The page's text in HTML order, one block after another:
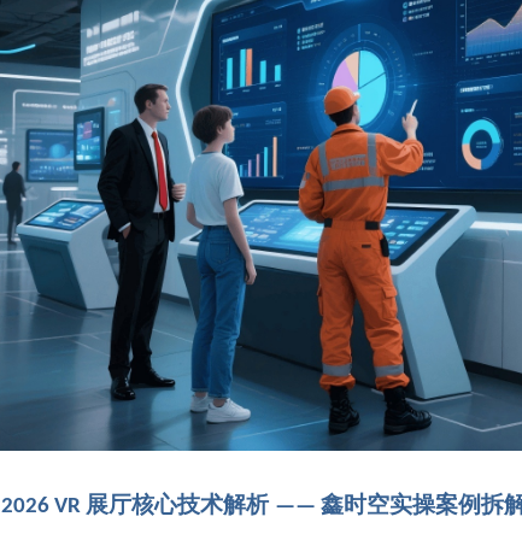
2026 VR 展厅核心技术解析 —— 鑫时空实操案例拆